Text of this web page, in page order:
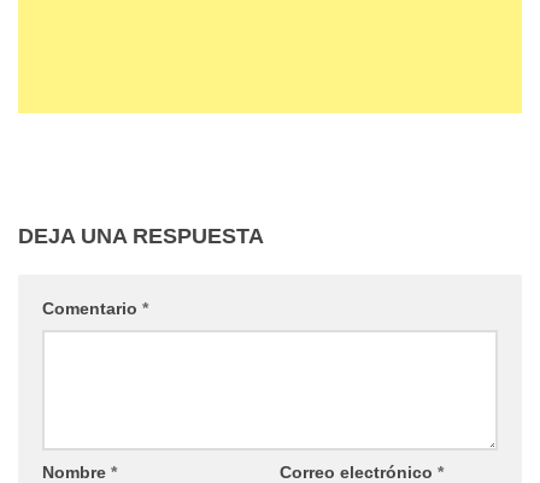
DEJA UNA RESPUESTA
Comentario *
Nombre * Correo electrónico *